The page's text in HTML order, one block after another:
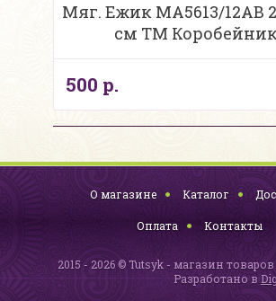
Мяг. Ежик MA5613/12AB
см ТМ
500 р.
О магазине Каталог
Оплата Контакты
2015 - 2026 © Tutsyk - магазин товаров
Разработано в